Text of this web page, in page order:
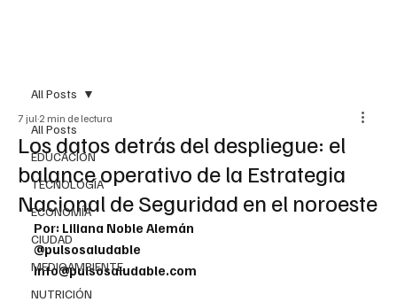
All Posts
EDUCACIÓN
TECNOLOGÍA
ECONOMÍA
CIUDAD
MEDIOAMBIENTE
NUTRICIÓN
All Posts
Los datos detrás del despliegue: el
balance operativo de la Estrategia
Nacional de Seguridad en el noroeste
7 jul 2 min de lectura
Por: Liliana Noble Alemán
@pulsosaludable
info@pulsosaludable.com